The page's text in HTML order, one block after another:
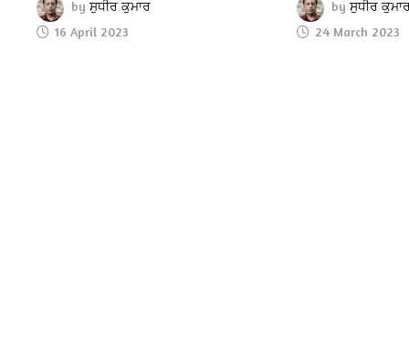
byਸੁਧੀਰ ਕੁਮਾਰ
16 April 2023
by ਸੁਧੀਰ
24 March 2023